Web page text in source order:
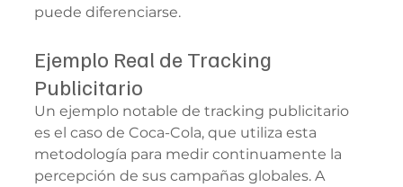
puede diferenciarse.
Ejemplo Real de Tracking
Publicitario
Un ejemplo notable de tracking publicitario
es el caso de Coca-Cola, que utiliza esta
metodología para medir continuamente la
percepción de sus campañas globales. A